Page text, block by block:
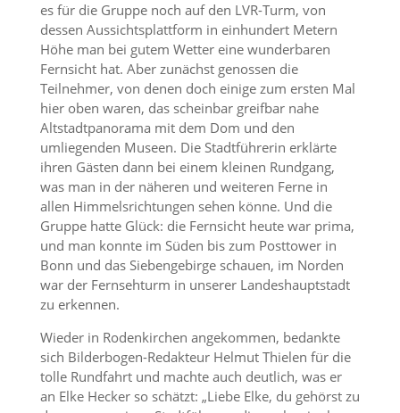
es für die Gruppe noch auf den LVR-Turm, von
dessen Aussichtsplattform in einhundert Metern
Höhe man bei gutem Wetter eine wunderbaren
Fernsicht hat. Aber zunächst genossen die
Teilnehmer, von denen doch einige zum ersten Mal
hier oben waren, das scheinbar greifbar nahe
Altstadtpanorama mit dem Dom und den
umliegenden Museen. Die Stadtführerin erklärte
ihren Gästen dann bei einem kleinen Rundgang,
was man in der näheren und weiteren Ferne in
allen Himmelsrichtungen sehen könne. Und die
Gruppe hatte Glück: die Fernsicht heute war prima,
und man konnte im Süden bis zum Posttower in
Bonn und das Siebengebirge schauen, im Norden
war der Fernsehturm in unserer Landeshauptstadt
zu erkennen.
Wieder in Rodenkirchen angekommen, bedankte
sich Bilderbogen-Redakteur Helmut Thielen für die
tolle Rundfahrt und machte auch deutlich, was er
an Elke Hecker so schätzt: „Liebe Elke, du gehörst zu